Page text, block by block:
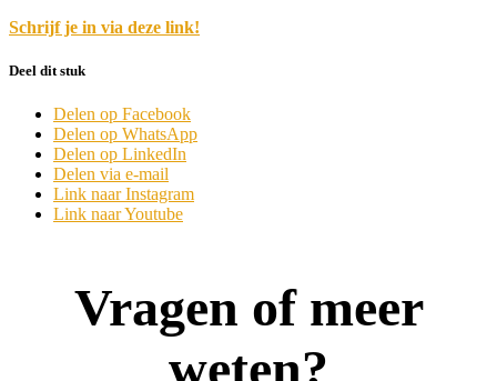
Schrijf je in via deze link!
Deel dit stuk
Delen op Facebook
Delen op WhatsApp
Delen op LinkedIn
Delen via e-mail
Link naar Instagram
Link naar Youtube
Vragen of meer
weten?